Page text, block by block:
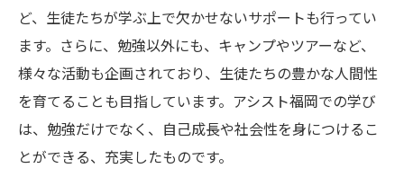
ど、生徒たちが学ぶ上で欠かせないサポートも行ってい
ます。さらに、勉強以外にも、キャンプやツアーなど、
様々な活動も企画されており、生徒たちの豊かな人間性
を育てることも目指しています。アシスト福岡での学び
は、勉強だけでなく、自己成長や社会性を身につけるこ
とができる、充実したものです。